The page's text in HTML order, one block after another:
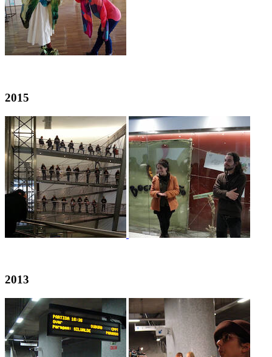
2015
2013